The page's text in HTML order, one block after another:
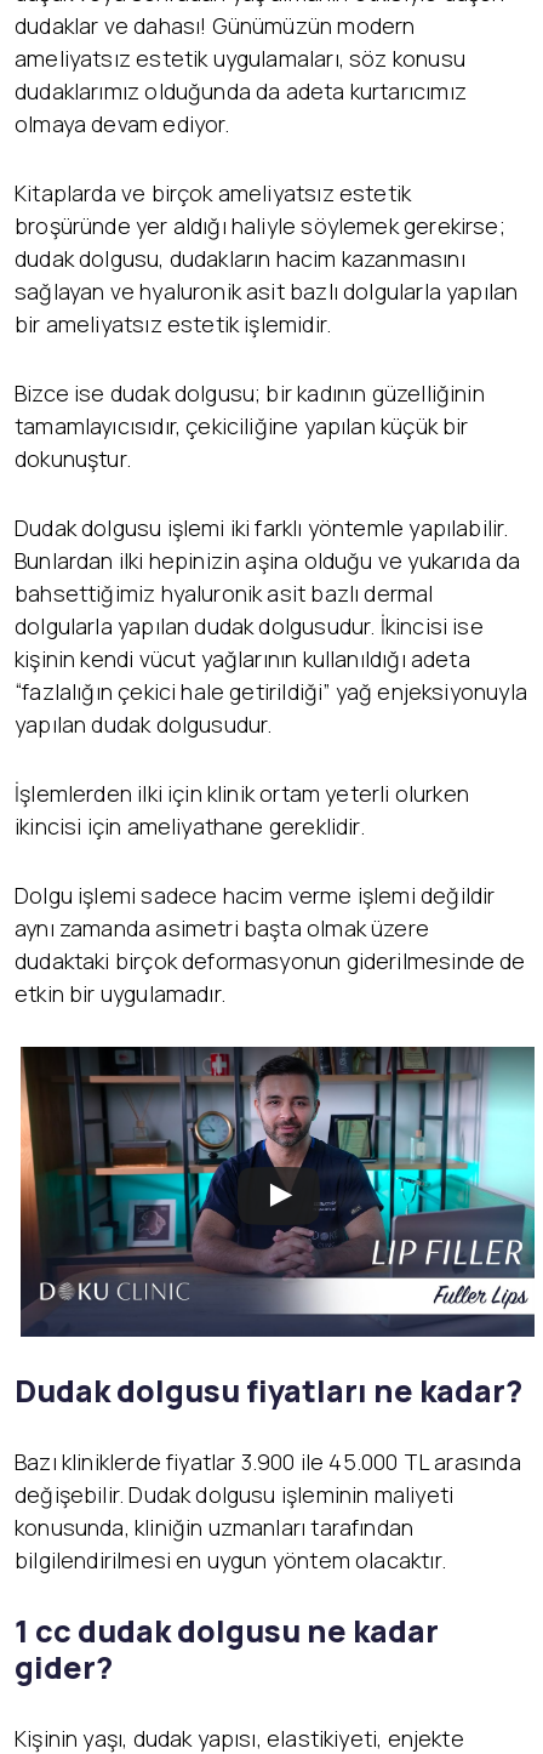
dudaklar ve dahası! Günümüzün modern
ameliyatsız estetik uygulamaları, söz konusu
dudaklarımız olduğunda da adeta kurtarıcımız
olmaya devam ediyor.
Kitaplarda ve birçok ameliyatsız estetik
broşüründe yer aldığı haliyle söylemek gerekirse;
dudak dolgusu, dudakların hacim kazanmasını
sağlayan ve hyaluronik asit bazlı dolgularla yapılan
bir ameliyatsız estetik işlemidir.
Bizce ise dudak dolgusu; bir kadının güzelliğinin
tamamlayıcısıdır, çekiciliğine yapılan küçük bir
dokunuştur.
Dudak dolgusu işlemi iki farklı yöntemle yapılabilir.
Bunlardan ilki hepinizin aşina olduğu ve yukarıda da
bahsettiğimiz hyaluronik asit bazlı dermal
dolgularla yapılan dudak dolgusudur. İkincisi ise
kişinin kendi vücut yağlarının kullanıldığı adeta
“fazlalığın çekici hale getirildiği” yağ enjeksiyonuyla
yapılan dudak dolgusudur.
İşlemlerden ilki için klinik ortam yeterli olurken
ikincisi için ameliyathane gereklidir.
Dolgu işlemi sadece hacim verme işlemi değildir
aynı zamanda asimetri başta olmak üzere
dudaktaki birçok deformasyonun giderilmesinde de
etkin bir uygulamadır.
Dudak dolgusu fiyatları ne kadar?
Bazı kliniklerde fiyatlar 3.900 ile 45.000 TL arasında
değişebilir. Dudak dolgusu işleminin maliyeti
konusunda, kliniğin uzmanları tarafından
bilgilendirilmesi en uygun yöntem olacaktır.
1 cc dudak dolgusu ne kadar
gider?
Kişinin yaşı, dudak yapısı, elastikiyeti, enjekte